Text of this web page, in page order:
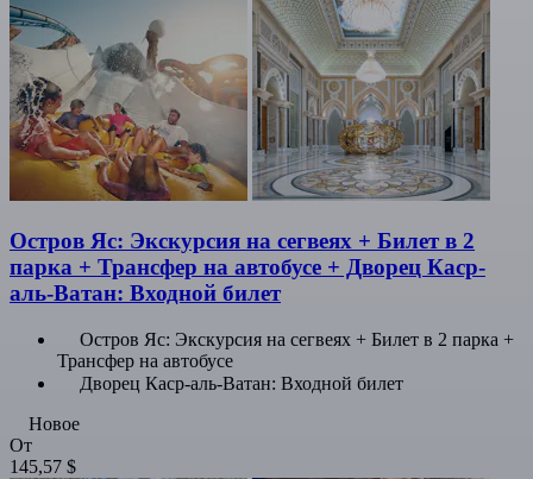
Остров Яс: Экскурсия на сегвеях + Билет в 2
парка + Трансфер на автобусе + Дворец Каср-
аль-Ватан: Входной билет
Остров Яс: Экскурсия на сегвеях + Билет в 2 парка +
Трансфер на автобусе
Дворец Каср-аль-Ватан: Входной билет
Новое
От
145,57 $